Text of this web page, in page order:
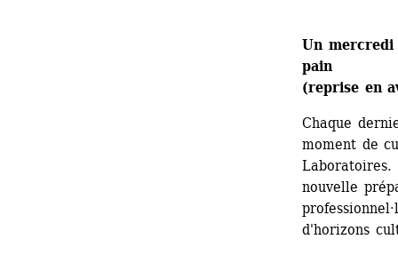
Un
pain
(reprise en
Chaque
moment de
Laboratoires.
nouvelle
d'horizons